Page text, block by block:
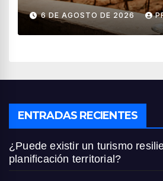
vendimia 2026
6 DE AGOSTO DE 2026
ENTRADAS RECIENTES
¿Puede existir un turismo
planificación territorial?